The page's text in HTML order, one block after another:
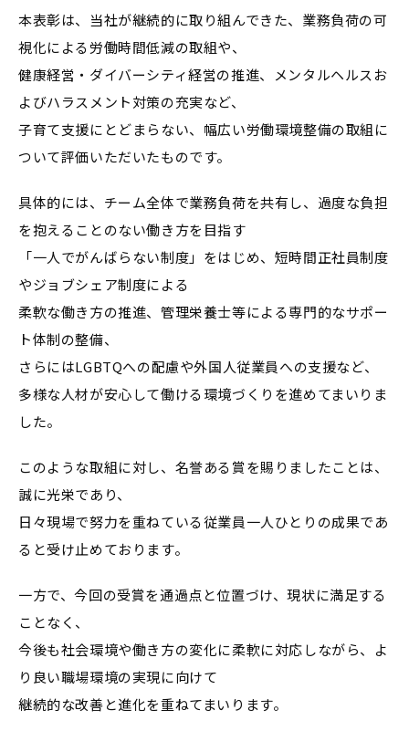
本表彰は、当社が継続的に取り組んできた、業務負荷の可
視化による労働時間低減の取組や、
健康経営・ダイバーシティ経営の推進、メンタルヘルスお
よびハラスメント対策の充実など、
子育て支援にとどまらない、幅広い労働環境整備の取組に
ついて評価いただいたものです。
具体的には、チーム全体で業務負荷を共有し、過度な負担
を抱えることのない働き方を目指す
「一人でがんばらない制度」をはじめ、短時間正社員制度
やジョブシェア制度による
柔軟な働き方の推進、管理栄養士等による専門的なサポー
ト体制の整備、
さらにはLGBTQへの配慮や外国人従業員への支援など、
多様な人材が安心して働ける環境づくりを進めてまいりま
した。
このような取組に対し、名誉ある賞を賜りましたことは、
誠に光栄であり、
日々現場で努力を重ねている従業員一人ひとりの成果であ
ると受け止めております。
一方で、今回の受賞を通過点と位置づけ、現状に満足する
ことなく、
今後も社会環境や働き方の変化に柔軟に対応しながら、よ
り良い職場環境の実現に向けて
継続的な改善と進化を重ねてまいります。